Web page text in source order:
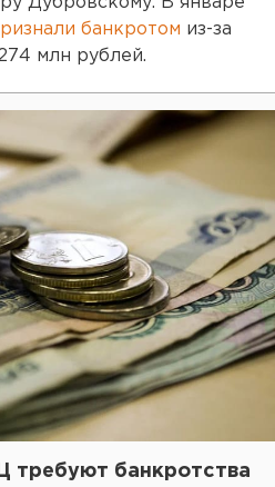
банкротом из-за
млн рублей.
требуют банкротства